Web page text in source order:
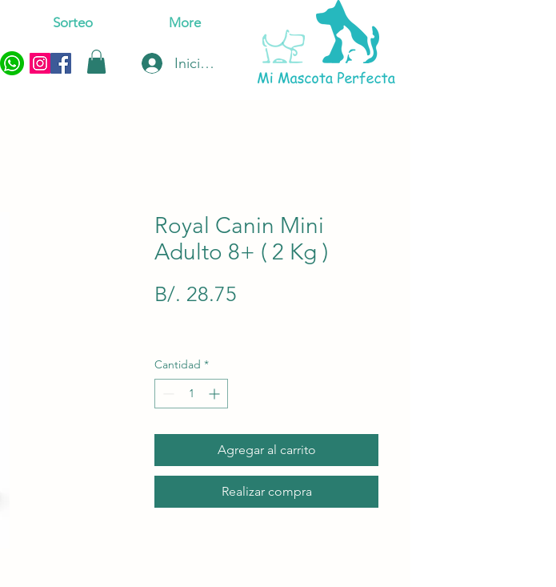
Sorteo More
Iniciar sesión
Royal Canin Mini
Adulto 8+ ( 2 Kg )
B/. 28.75
Cantidad *
Agregar al carrito
Realizar compra